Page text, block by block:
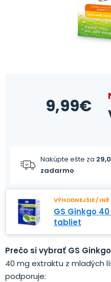
9,99€
Nakúpte ešte za
zadarmo
VÝHODNEJŠIE /
GS Ginkgo
tabliet
Prečo si vybrať GS
40 mg extraktu z mladých
podporuje: